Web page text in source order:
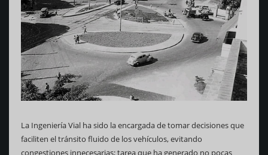
La Ingeniería Vial ha sido la encargada de tomar decisiones que
faciliten el tránsito fluido de los vehículos, evitando
congestiones innecesarias; tarea que ha generado no pocas